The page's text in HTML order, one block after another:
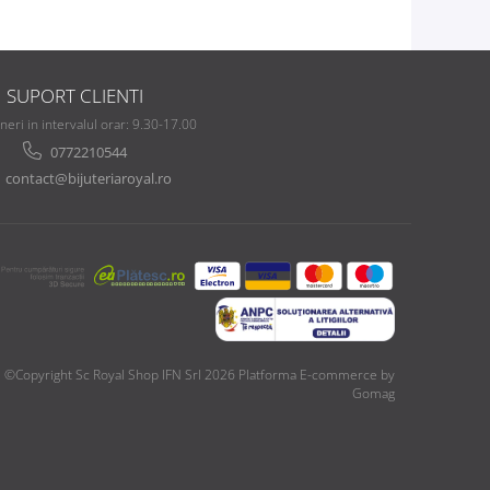
SUPORT CLIENTI
in intervalul orar: 9.30-17.00
0772210544
contact@bijuteriaroyal.ro
©Copyright Sc Royal Shop IFN Srl 2026 Platforma E-commerce by
Gomag